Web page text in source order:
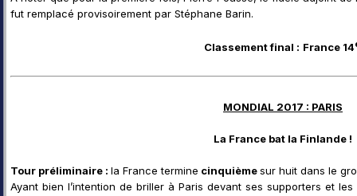
fut remplacé provisoirement par Stéphane Barin.
Classement final : France 14
MONDIAL 2017 : PARIS
La France bat la Finlande !
Tour préliminaire : la France termine cinquièmesur huit dans le
Ayant bien l’intention de briller à Paris devant ses supporters et